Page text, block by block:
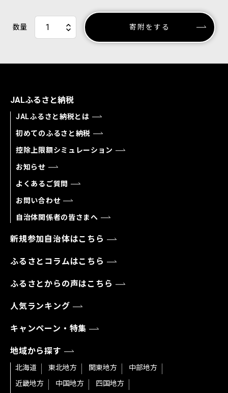
数量 寄附をする
JALふるさと納税
JALふるさと納税とは
初めてのふるさと納税
控除上限額シミュレーション
お知らせ
よくあるご質問
お問い合わせ
自治体関係者の皆さまへ
新規参加自治体はこちら
ふるさとコラムはこちら
ふるさとからの声はこちら
人気ランキング
キャンペーン・特集
地域から探す
北海道 東北地方 関東地方
中部地方
近畿地方
中国地方
四国地方